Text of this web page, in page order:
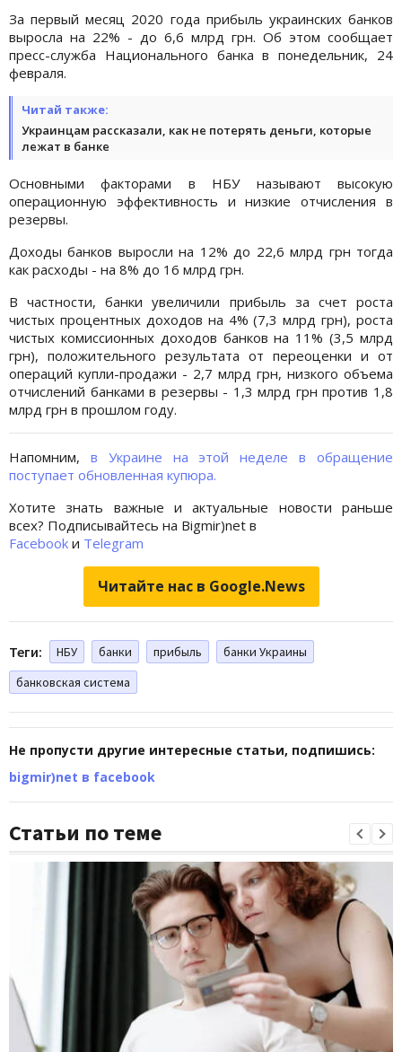
За первый месяц 2020 года прибыль украинских банков
выросла на 22% - до 6,6 млрд грн. Об этом сообщает
пресс-служба Национального банка в понедельник, 24
февраля.
Читай также:
Украинцам рассказали, как не потерять деньги, которые
лежат в банке
Основными факторами в НБУ называют высокую
операционную эффективность и низкие отчисления в
резервы.
Доходы банков выросли на 12% до 22,6 млрд грн тогда
как расходы - на 8% до 16 млрд грн.
В частности, банки увеличили прибыль за счет роста
чистых процентных доходов на 4% (7,3 млрд грн), роста
чистых комиссионных доходов банков на 11% (3,5 млрд
грн), положительного результата от переоценки и от
операций купли-продажи - 2,7 млрд грн, низкого объема
отчислений банками в резервы - 1,3 млрд грн против 1,8
млрд грн в прошлом году.
Напомним, в Украине на этой неделе в обращение
поступает обновленная купюра.
Хотите знать важные и актуальные новости раньше
всех? Подписывайтесь на Bigmir)net в
Facebook и Telegram
Читайте нас в Google.News
Теги: НБУ банки прибыль
банки Украины
банковская система
Не пропусти другие интересные статьи, подпишись:
bigmir)net в facebook
Статьи по теме